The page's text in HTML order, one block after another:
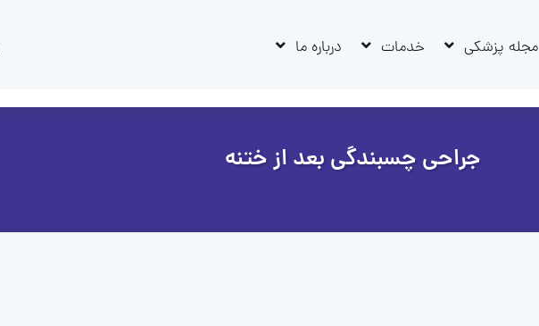
مجله پزشکی خدمات درباره ما
جراحی چسبندگی بعد از ختنه